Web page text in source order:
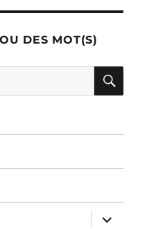
DES MOT(S)
ouvrir